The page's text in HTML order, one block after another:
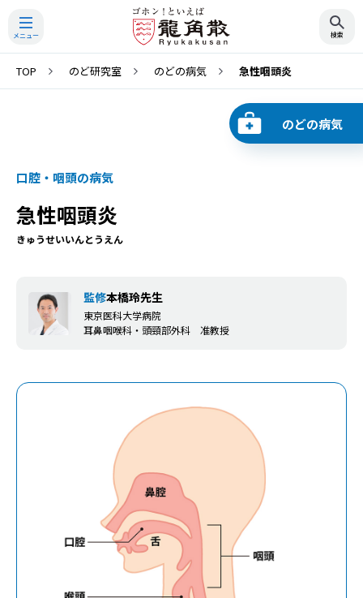
TOP のど研究室 のどの病気 急性咽頭炎
口腔・咽頭の病気
急性咽頭炎
きゅうせいいんとうえん
のどの病気
監修本橋玲先生
東京医科大学病院
耳鼻咽喉科・頭頸部外科 准教授